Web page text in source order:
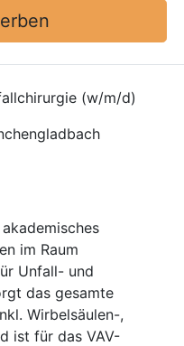
(w/m/d)
im Raum
Unfall- und
das gesamte
Wirbelsäulen-,
ist für das VAV-